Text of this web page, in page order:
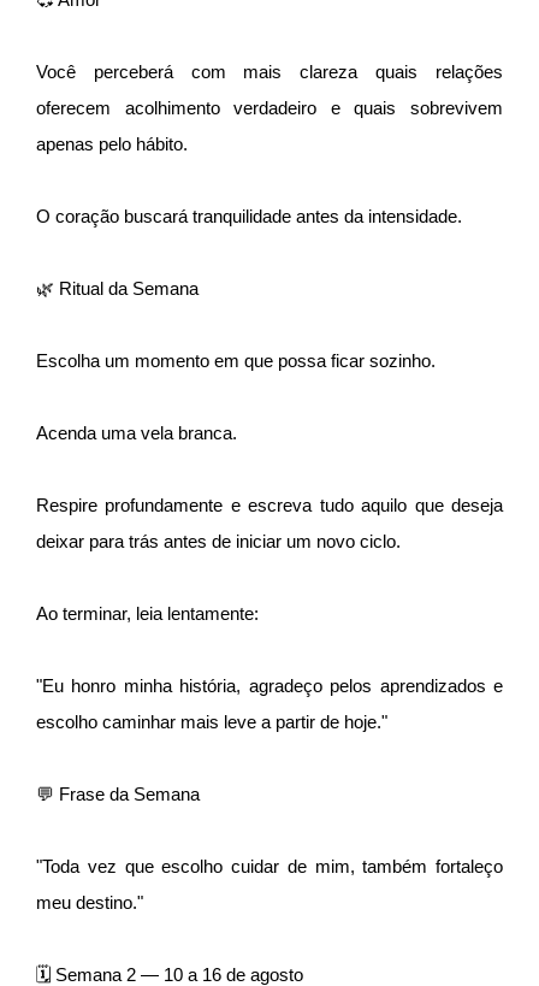
Você perceberá com mais clareza quais relações
oferecem acolhimento verdadeiro e quais sobrevivem
apenas pelo hábito.
O coração buscará tranquilidade antes da intensidade.
🌿 Ritual da Semana
Escolha um momento em que possa ficar sozinho.
Acenda uma vela branca.
Respire profundamente e escreva tudo aquilo que deseja
deixar para trás antes de iniciar um novo ciclo.
Ao terminar, leia lentamente:
"Eu honro minha história, agradeço pelos aprendizados e
escolho caminhar mais leve a partir de hoje."
💬 Frase da Semana
"Toda vez que escolho cuidar de mim, também fortaleço
meu destino."
🗓 Semana 2 — 10 a 16 de agosto